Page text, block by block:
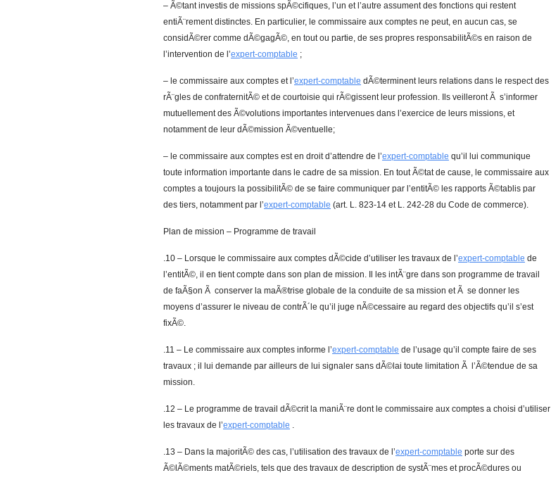
– Ã©tant investis de missions spÃ©cifiques, l’un et l’autre assument des fonctions qui restent
entiÃ¨rement distinctes. En particulier, le commissaire aux comptes ne peut, en aucun cas, se
considÃ©rer comme dÃ©gagÃ©, en tout ou partie, de ses propres responsabilitÃ©s en raison de
l’intervention de l’expert-comptable ;
– le commissaire aux comptes et l’expert-comptable dÃ©terminent leurs relations dans le respect des
rÃ¨gles de confraternitÃ© et de courtoisie qui rÃ©gissent leur profession. Ils veilleront Ã s’informer
mutuellement des Ã©volutions importantes intervenues dans l’exercice de leurs missions, et
notamment de leur dÃ©mission Ã©ventuelle;
– le commissaire aux comptes est en droit d’attendre de l’expert-comptable qu’il lui communique
toute information importante dans le cadre de sa mission. En tout Ã©tat de cause, le commissaire aux
comptes a toujours la possibilitÃ© de se faire communiquer par l’entitÃ© les rapports Ã©tablis par
des tiers, notamment par l’expert-comptable (art. L. 823-14 et L. 242-28 du Code de commerce).
Plan de mission – Programme de travail
.10 – Lorsque le commissaire aux comptes dÃ©cide d’utiliser les travaux de l’expert-comptable de
l’entitÃ©, il en tient compte dans son plan de mission. Il les intÃ¨gre dans son programme de travail
de faÃ§on Ã conserver la maÃ®trise globale de la conduite de sa mission et Ã se donner les
moyens d’assurer le niveau de contrÃ´le qu’il juge nÃ©cessaire au regard des objectifs qu’il s’est
fixÃ©.
.11 – Le commissaire aux comptes informe l’expert-comptable de l’usage qu’il compte faire de ses
travaux ; il lui demande par ailleurs de lui signaler sans dÃ©lai toute limitation Ã l’Ã©tendue de sa
mission.
.12 – Le programme de travail dÃ©crit la maniÃ¨re dont le commissaire aux comptes a choisi d’utiliser
les travaux de l’expert-comptable .
.13 – Dans la majoritÃ© des cas, l’utilisation des travaux de l’expert-comptable porte sur des
Ã©lÃ©ments matÃ©riels, tels que des travaux de description de systÃ¨mes et procÃ©dures ou